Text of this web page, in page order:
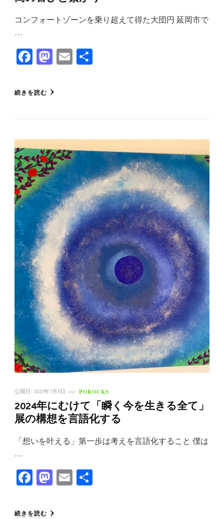
コンフォートゾーンを乗り超えて得た大団円 延岡市で
…
Facebook
Mastodon
Email
続きを読む
公開日: 2023年7月5日 POROCKS
2024年にむけて「瞬く今を生きる全て」
展の構想を言語化する
「想いを叶える」第一歩は考えを言語化すること 僕は
…
Facebook
Mastodon
Email
続きを読む